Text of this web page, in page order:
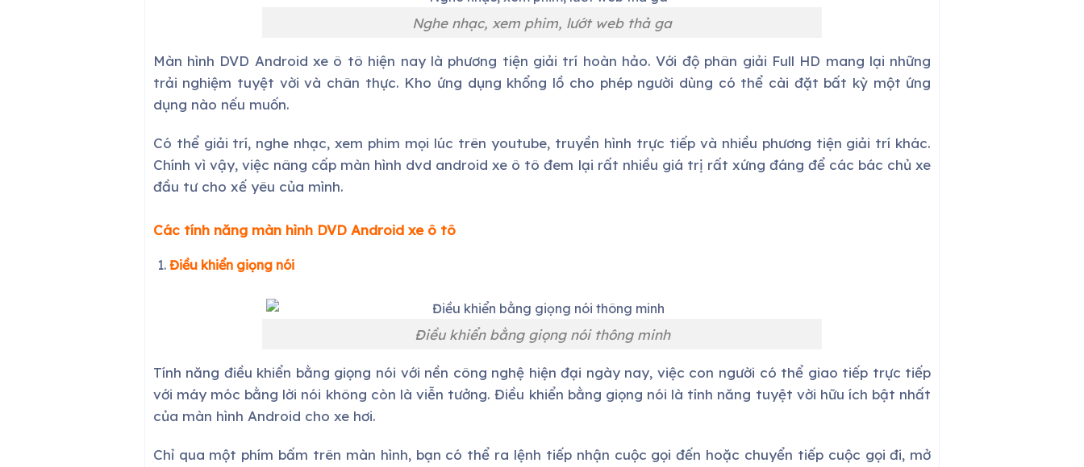
Nghe nhạc, xem phim, lướt web thả ga
Màn hình DVD Android xe ô tô hiện nay là phương tiện giải trí hoàn hảo. Với độ phân giải Full HD mang lại những
trải nghiệm tuyệt vời và chân thực. Kho ứng dụng khổng lồ cho phép người dùng có thể cài đặt bất kỳ một ứng
dụng nào nếu muốn.
Có thể giải trí, nghe nhạc, xem phim mọi lúc trên youtube, truyền hình trực tiếp và nhiều phương tiện giải trí khác.
Chính vì vậy, việc nâng cấp màn hình dvd android xe ô tô đem lại rất nhiều giá trị rất xứng đáng để các bác chủ xe
đầu tư cho xế yêu của mình.
Các tính năng màn hình DVD Android xe ô tô
Điều khiển giọng nói
Điều khiển bằng giọng nói thông minh
Tính năng điều khiển bằng giọng nói với nền công nghệ hiện đại ngày nay, việc con người có thể giao tiếp trực tiếp
với máy móc bằng lời nói không còn là viễn tưởng. Điều khiển bằng giọng nói là tính năng tuyệt vời hữu ích bật nhất
của màn hình Android cho xe hơi.
Chỉ qua một phím bấm trên màn hình, bạn có thể ra lệnh tiếp nhận cuộc gọi đến hoặc chuyển tiếp cuộc gọi đi, mở